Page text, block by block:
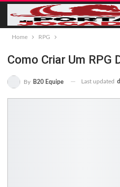
Home RPG
Como Criar Um RPG
By B20 Equipe Last updated